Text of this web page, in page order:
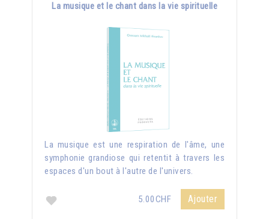
La musique et le chant dans la vie spirituelle
La musique est une respiration de l'âme, une
symphonie grandiose qui retentit à travers les
espaces d'un bout à l'autre de l'univers.
5.00CHF Ajouter